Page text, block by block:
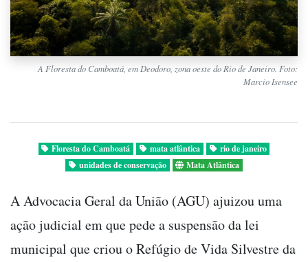
A Floresta do Camboatá, em Deodoro, zona oeste do Rio de Janeiro. Foto:
Marcio Isensee
Floresta do Camboatá mata atlântica
rio de janeiro
unidades de conservação
Mata Atlântica
A Advocacia Geral da União (AGU) ajuizou uma
ação judicial em que pede a suspensão da lei
municipal que criou o Refúgio de Vida Silvestre da